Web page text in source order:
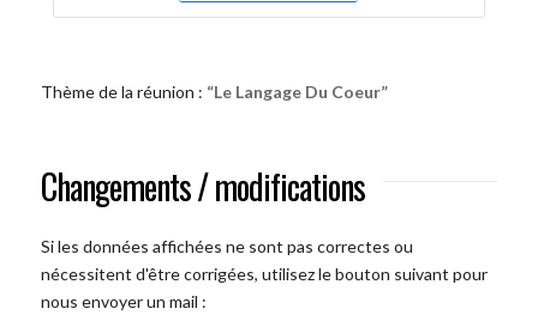
Thème de la réunion : “Le Langage Du Coeur”
Changements / modifications
Si les données affichées ne sont pas correctes ou
nécessitent d'être corrigées, utilisez le bouton suivant pour
nous envoyer un mail :